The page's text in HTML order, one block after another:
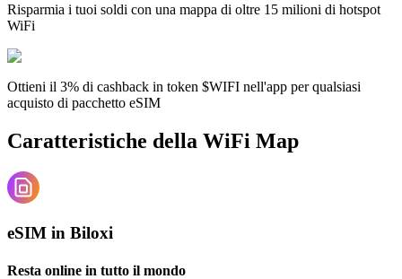
Risparmia i tuoi soldi con una mappa di oltre 15 milioni di hotspot
WiFi
Ottieni il 3% di cashback in token $WIFI nell'app per qualsiasi
acquisto di pacchetto eSIM
Caratteristiche della WiFi Map
eSIM in Biloxi
Resta online in tutto il mondo